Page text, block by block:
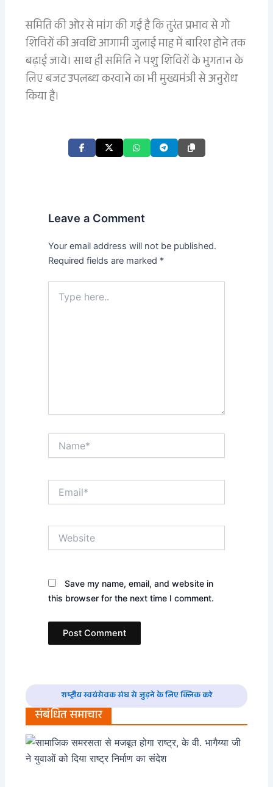
समिति की ओर से मांग की गई है कि तुरंत प्रभाव से गो
शिविरों की अवधि आगामी जुलाई माह में बारिश होने तक
बढ़ाई जाये। साथ ही समिति ने पशु शिविरों के भुगतान के
लिए बजट उपलब्ध करवाने का भी मुख्यमंत्री से अनुरोध
किया है।
Leave a Comment
Your email address will not be published.
Required fields are marked *
here..
Save my name, email, and website in
this browser for the next time I comment.
राष्ट्रीय स्वयंसेवक संघ से जुड़ने के लिए क्लिक करे
संबंधित समाचार